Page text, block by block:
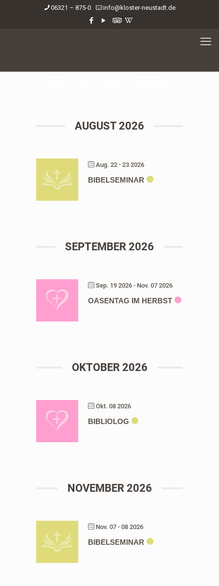
06321 – 875-0 info@kloster-neustadt.de
AUGUST 2026
Aug. 22 - 23 2026
BIBELSEMINAR
SEPTEMBER 2026
Sep. 19 2026 - Nov. 07 2026
OASENTAG IM HERBST
OKTOBER 2026
Okt. 08 2026
BIBLIOLOG
NOVEMBER 2026
Nov. 07 - 08 2026
BIBELSEMINAR